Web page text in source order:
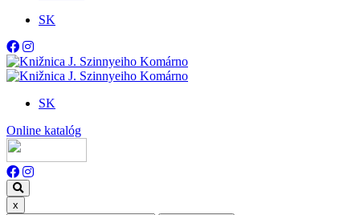
SK
SK
Online katalóg
x